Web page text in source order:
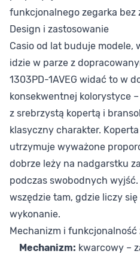
funkcjonalnego zegarka bez
Design i zastosowanie
Casio od lat buduje modele,
idzie w parze z
1303PD-1AVEG widać to w
konsekwentnej kolorystyce
z srebrzystą kopertą i
klasyczny charakter.
utrzymuje wyważone
dobrze leży na nadgarstku
podczas swobodnych
wszędzie tam, gdzie liczy
wykonanie.
Mechanizm i funkcjonalność
Mechanizm: kwarcowy –